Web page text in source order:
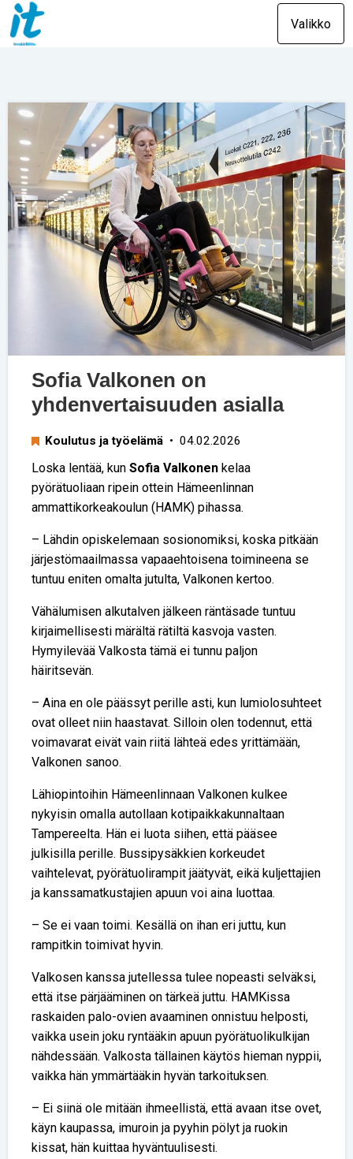
Valikko
Sofia Valkonen on
yhdenvertaisuuden asialla
Koulutus ja työelämä • 04.02.2026
Loska lentää, kun Sofia Valkonen kelaa
pyörätuoliaan ripein ottein Hämeenlinnan
ammattikorkeakoulun (HAMK) pihassa.
– Lähdin opiskelemaan sosionomiksi, koska pitkään
järjestömaailmassa vapaaehtoisena toimineena se
tuntuu eniten omalta jutulta, Valkonen kertoo.
Vähälumisen alkutalven jälkeen räntäsade tuntuu
kirjaimellisesti märältä rätiltä kasvoja vasten.
Hymyilevää Valkosta tämä ei tunnu paljon
häiritsevän.
– Aina en ole päässyt perille asti, kun lumiolosuhteet
ovat olleet niin haastavat. Silloin olen todennut, että
voimavarat eivät vain riitä lähteä edes yrittämään,
Valkonen sanoo.
Lähiopintoihin Hämeenlinnaan Valkonen kulkee
nykyisin omalla autollaan kotipaikkakunnaltaan
Tampereelta. Hän ei luota siihen, että pääsee
julkisilla perille. Bussipysäkkien korkeudet
vaihtelevat, pyörätuolirampit jäätyvät, eikä kuljettajien
ja kanssamatkustajien apuun voi aina luottaa.
– Se ei vaan toimi. Kesällä on ihan eri juttu, kun
rampitkin toimivat hyvin.
Valkosen kanssa jutellessa tulee nopeasti selväksi,
että itse pärjääminen on tärkeä juttu. HAMKissa
raskaiden palo-ovien avaaminen onnistuu helposti,
vaikka usein joku ryntääkin apuun pyörätuolikulkijan
nähdessään. Valkosta tällainen käytös hieman nyppii,
vaikka hän ymmärtääkin hyvän tarkoituksen.
– Ei siinä ole mitään ihmeellistä, että avaan itse ovet,
käyn kaupassa, imuroin ja pyyhin pölyt ja ruokin
kissat, hän kuittaa hyväntuulisesti.